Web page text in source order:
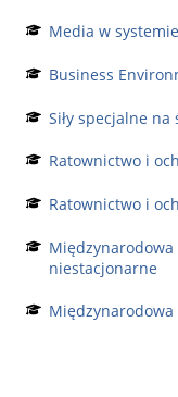
Media w
Business
Siły specjalne na
Ratownictwo i
Ratownictwo i
niestacjonarne